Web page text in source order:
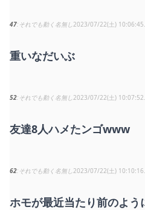
47 それでも動く名無し 2023/07/22(土)
重いなだいぶ
52 それでも動く名無し 2023/07/22(土)
友達8人ハメたンゴwww
62 それでも動く名無し 2023/07/22(土)
ホモが最近当たり前のよう